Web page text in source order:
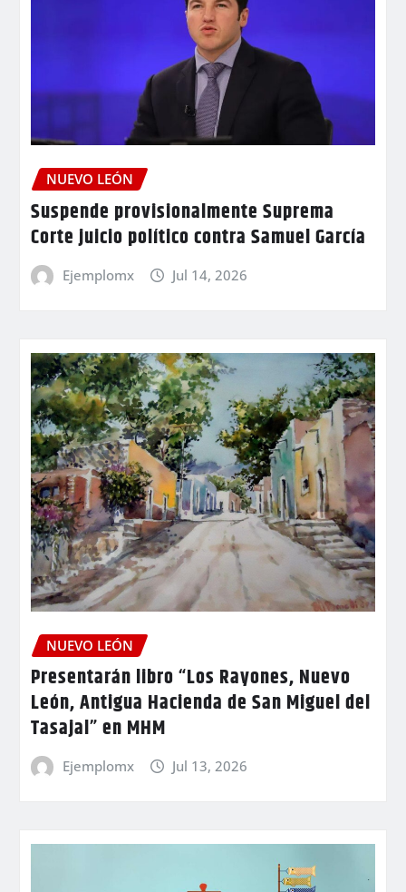
NUEVO LEÓN
Suspende provisionalmente Suprema
Corte juicio político contra Samuel García
Ejemplomx Jul 14, 2026
NUEVO LEÓN
Presentarán libro “Los Rayones, Nuevo
León, Antigua Hacienda de San Miguel del
Tasajal” en MHM
Ejemplomx Jul 13, 2026